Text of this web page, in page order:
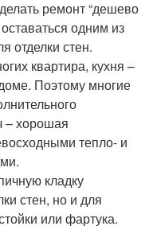
ремонт “дешево
одним из
отделки стен.
квартира, кухня –
Поэтому многие
– хорошая
тепло- и
кладку
стен, но и для
или фартука.